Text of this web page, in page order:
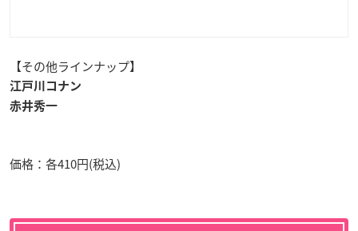
【その他ラインナップ】
江戸川コナン
赤井秀一
価格：各410円(税込)